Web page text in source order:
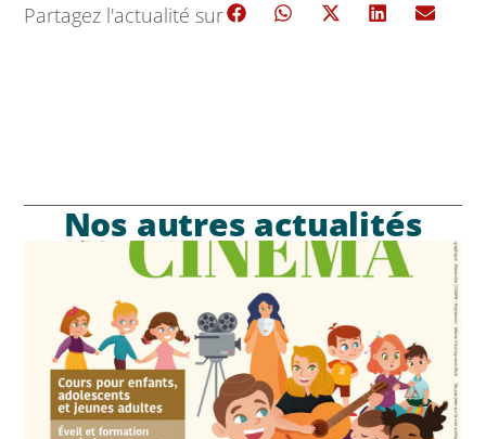
Partagez l'actualité sur
Nos autres actualités